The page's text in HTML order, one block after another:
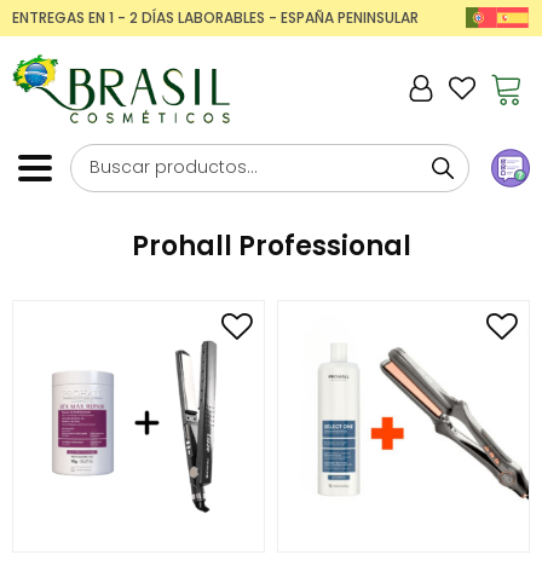
ENTREGAS EN 1 - 2 DÍAS LABORABLES - ESPAÑA PENINSULAR
Prohall Professional